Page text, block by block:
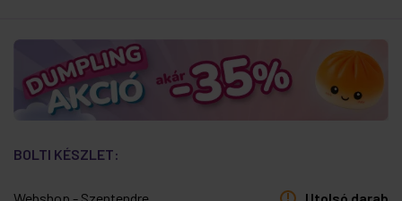
BOLTI KÉSZLET: